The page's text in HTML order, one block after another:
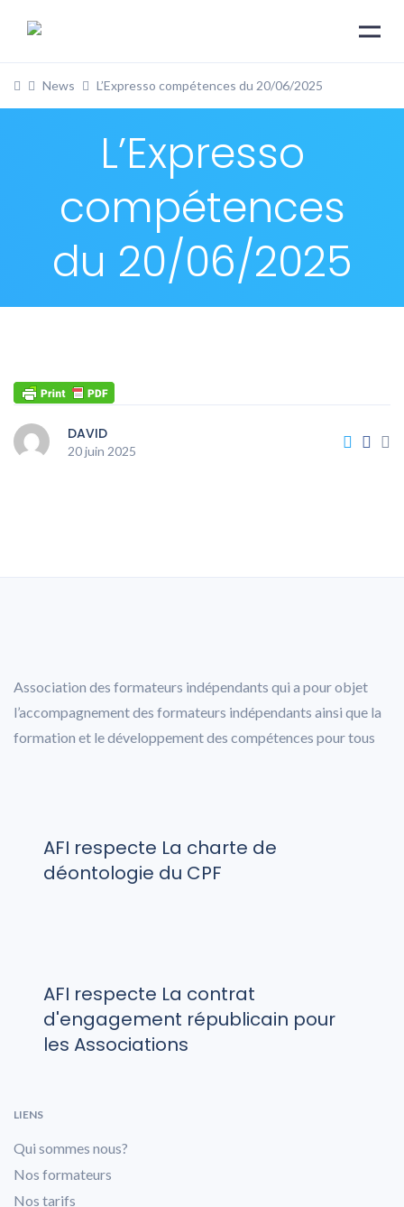
News L’Expresso compétences du 20/06/2025
L’Expresso
compétences
du 20/06/2025
DAVID
20 juin 2025
Association des formateurs indépendants qui a pour objet
l’accompagnement des formateurs indépendants ainsi que la
formation et le développement des compétences pour tous
AFI respecte La charte de
déontologie du CPF
AFI respecte La contrat
d'engagement républicain pour
les Associations
LIENS
Qui sommes nous?
Nos formateurs
Nos tarifs